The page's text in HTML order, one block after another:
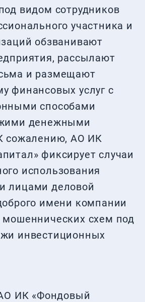
видом сотрудников
участника и
обзванивают
рассылают
и размещают
финансовых услуг с
способами
денежными
сожалению, АО ИК
фиксирует случаи
использования
лицами деловой
имени компании
мошеннических схем под
инвестиционных
ИК «Фондовый